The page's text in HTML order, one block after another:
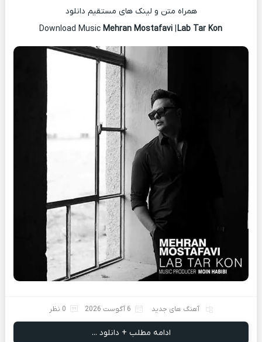
همراه متن و لینک های مستقیم دانلود
Mehran Mostafavi Lab Tar Kon
آهنگ های جدید 6 آگوست 2026 0 نظر
ادامه مطلب + دانلود ...